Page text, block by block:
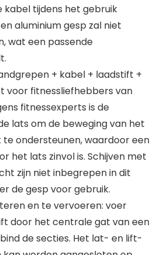
tijdens het gebruik
aluminium gesp zal niet
wat een passende
+ kabel + laadstift +
voor fitnessliefhebbers van
fitnessexperts is de
lats om de beweging van het
ondersteunen, waardoor een
het lats zinvol is. Schijven met
zijn niet inbegrepen in dit
de gesp voor gebruik.
en te vervoeren: voer
door het centrale gat van een
de secties. Het lat- en lift-